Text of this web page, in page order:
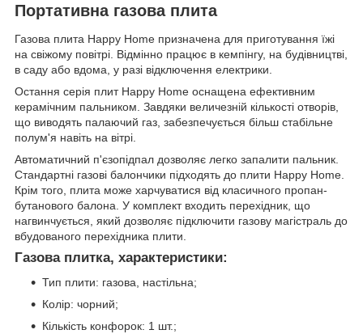
Портативна газова плита
Газова плита Happy Home призначена для приготування їжі
на свіжому повітрі. Відмінно працює в кемпінгу, на будівництві,
в саду або вдома, у разі відключення електрики.
Остання серія плит Happy Home оснащена ефективним
керамічним пальником. Завдяки величезній кількості отворів,
що виводять палаючий газ, забезпечується більш стабільне
полум'я навіть на вітрі.
Автоматичний п'єзопідпал дозволяє легко запалити пальник.
Стандартні газові балончики підходять до плити Happy Home.
Крім того, плита може харчуватися від класичного пропан-
бутанового балона. У комплект входить перехідник, що
нагвинчується, який дозволяє підключити газову магістраль до
вбудованого перехідника плити.
Газова плитка, характеристики:
Тип плити: газова, настільна;
Колір: чорний;
Кількість конфорок: 1 шт.;